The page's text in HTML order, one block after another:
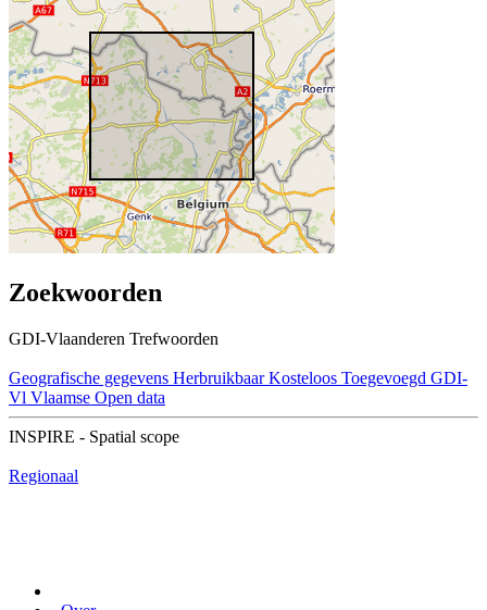
Zoekwoorden
GDI-Vlaanderen Trefwoorden
Geografische gegevens Herbruikbaar Kosteloos Toegevoegd GDI-
Vl Vlaamse Open data
INSPIRE - Spatial scope
Regionaal